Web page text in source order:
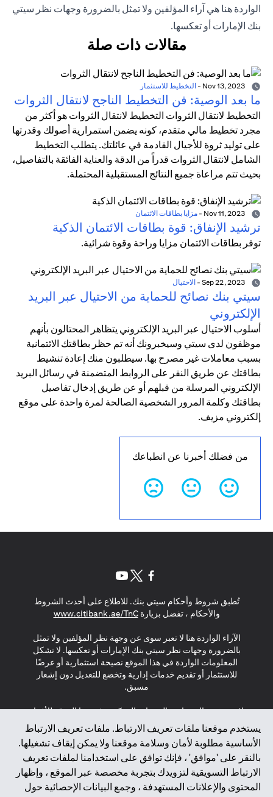
الواردة هنا هي آراء المؤلفين ولا تمثل بالضرورة وجهات نظر سيتي
بنك الإمارات أو تعكسها.
مقالات ذات صلة
- التخطيط للاستثمار
ما بعد الوصية: فن التخطيط الناجح لانتقال الثروات
التخطيط لانتقال الثروات التخطيط لانتقال الثروات هو أكثر من
مجرد تخطيط مالي متقدم، كونه يضمن استمرارية أصولك وقدرتها
على توليد ثروة للأجيال القادمة في عائلتك. يتطلب التخطيط
الشامل لانتقال الثروات قدراً من الدقة والعناية الفائقة بالتفاصيل،
بحيث تتم مراعاة جميع النتائج المستقبلية المحتملة.
- مزايا بطاقات الائتمان
ترشيد الإنفاق: قوة بطاقات الائتمان الذكية
توفر بطاقات الائتمان مزايا وراحة وقوة شرائية.
- الاحتيال
سيتي بنك نصائح للحماية من الاحتيال عبر البريد
الإلكتروني
أسلوب الاحتيال عبر البريد الإلكتروني يتظاهر المحتالون بأنهم
موظفون لدى سيتي وسيخبرونك أنه تم حظر بطاقتك الائتمانية
بسبب معاملات غير مصرح بها. سيطلبون منك إعادة تنشيط
بطاقتك عن طريق النقر على الروابط المتضمنة في رسائل البريد
الإلكتروني المرسلة من قبلهم أو عن طريق إدخال تفاصيل
بطاقتك وكلمة المرور الشخصية الصالحة لمرة واحدة على موقع
إلكتروني مزيف.
من فضلك أخبرنا عن انطباعك
يستخدم موقعنا ملفات تعريف الارتباط. ملفات تعريف الارتباط
الأساسية مطلوبة لأمان وسلامة موقعنا ولا يمكن إيقاف تشغيلها.
بالنقر على 'موافق' ، فإنك توافق على استخدامنا لملفات تعريف
الارتباط التسويقية لتزويدك بتجربة مخصصة عبر الموقع ، وإظهار
المحتوى والإعلانات المستهدفة ، وجمع البيانات الإحصائية حول
تُطبق شروط وأحكام سيتي بنك. للاطلاع على أحدث الشروط
والأحكام ، تفضل بزيارةwww.citibank.ae/TnC
(opens in a new tab)
الآراء الواردة هنا لا تعبر سوى عن وجهة نظر المؤلفين ولا تمثل
بالضرورة وجهات نظر سيتي بنك الإمارات أو تعكسها. لا تشكل
المعلومات الواردة في هذا الموقع نصيحة استثمارية أو عرضًا
للاستثمار أو تقديم خدمات إدارية وتخضع للتعديل دون إشعار
مسبق.
لا يتم تقديم المنتجات والخدمات المذكورة في هذا الموقع للأفراد
المقيمين في الاتحاد الأوروبي أو المنطقة الاقتصادية الأوروبية أو
سويسرا أو غيرنسي أو جيرسي أو موناكو أو سان مارينو أو
الفاتيكان أو جزيرة مان أو المملكة المتحدة أو خصوصية البيانات
(لائحة حماية البيانات العامة \ قانون حماية البيانات الشخصية
العامة \ قانون خصوصية نيوزيلندا). المحتوى الموجود في هذه
الصفحة ليس ولا ينبغي تفسيره على أنه عرض أو دعوة أو دعوة